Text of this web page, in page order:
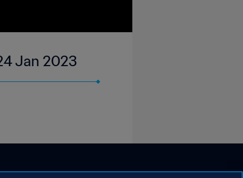
Jan 2023